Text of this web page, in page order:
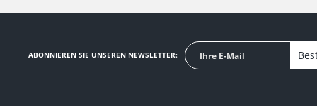
ABONNIEREN SIE UNSEREN NEWSLETTER: